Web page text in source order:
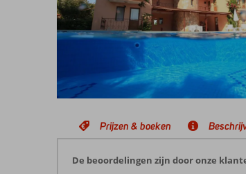
Prijzen & boeken
De beoordelingen zijn door onze